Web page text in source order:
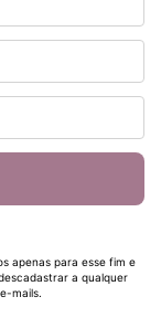
apenas para esse fim e
a qualquer
mails.